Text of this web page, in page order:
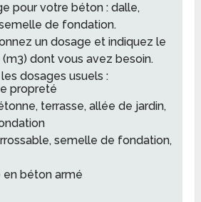
pour votre béton : dalle,
de fondation.
un dosage et indiquez le
dont vous avez besoin.
dosages usuels :
propreté
terrasse, allée de jardin,
semelle de fondation,
béton armé